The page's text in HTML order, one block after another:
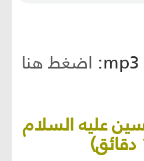
اضغط هنا
عليه السلام